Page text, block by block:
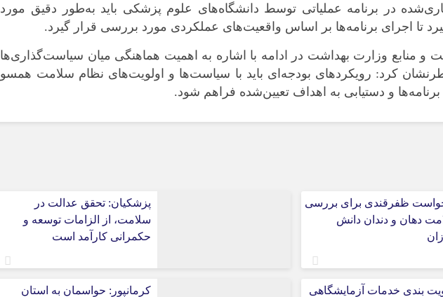
در برنامه عملیاتی توسط دانشگاه‌های علوم پزشکی باید به‌طور دقیق مورد
تا اجرای برنامه‌ها بر اساس واقعیت‌های عملکردی مورد بررسی قرار گیرد.
و منابع وزارت بهداشت در ادامه با اشاره به اهمیت هماهنگی میان سیاست‌گذاری‌ها
کرد: رویکردهای بودجه‌ای باید با سیاست‌ها و اولویت‌های نظام سلامت همسو
و دستیابی به اهداف تعیین‌شده فراهم شود.
ظفرقندی برای بررسی
دهان و دندان دانش
پزشکیان: تحقق عدالت در
سلامت، از الزامات توسعه و
حکمرانی کارآمد است
بندی خدمات آزمایشگاهی
کرمانپور: حواسمان به استان